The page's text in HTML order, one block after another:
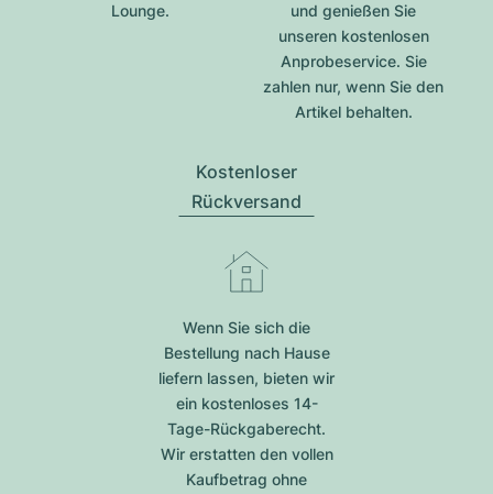
Lounge.
und genießen Sie
unseren kostenlosen
Anprobeservice. Sie
zahlen nur, wenn Sie den
Artikel behalten.
Kostenloser
Rückversand
Wenn Sie sich die
Bestellung nach Hause
liefern lassen, bieten wir
ein kostenloses 14-
Tage-Rückgaberecht.
Wir erstatten den vollen
Kaufbetrag ohne